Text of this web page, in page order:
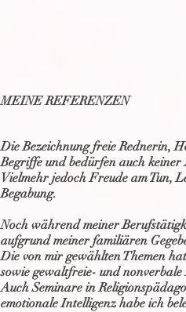
MEINE REFERENZEN
Die Bezeichnung freie Rednerin,
Begriffe und bedürfen auch keiner
Vielmehr jedoch Freude am Tun,
Begabung.
Noch während meiner
aufgrund meiner familiären
Die von mir gewählten Themen
sowie gewaltfreie- und
Auch Seminare in
emotionale Intelligenz habe ich